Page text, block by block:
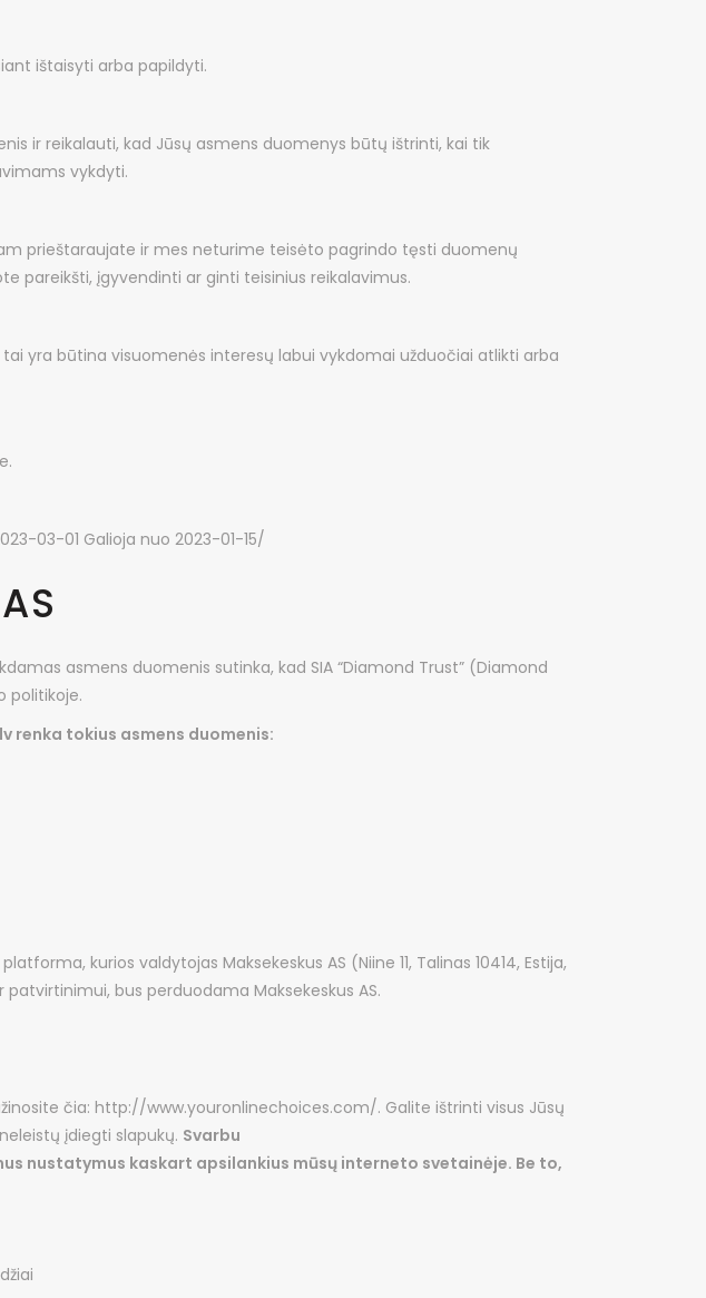
ištaisyti arba papildyti.
ir reikalauti, kad Jūsų asmens duomenys būtų ištrinti, kai tik
vykdyti.
prieštaraujate ir mes neturime teisėto pagrindo tęsti duomenų
pareikšti, įgyvendinti ar ginti teisinius reikalavimus.
yra būtina visuomenės interesų labui vykdomai užduočiai atlikti arba
03-01 Galioja nuo 2023-01-15/
asmens duomenis sutinka, kad SIA “Diamond Trust” (Diamond
politikoje.
renka tokius asmens duomenis:
platforma, kurios valdytojas Maksekeskus AS (Niine 11, Talinas 10414, Estija,
bus perduodama Maksekeskus AS.
čia: http://www.youronlinechoices.com/. Galite ištrinti visus Jūsų
įdiegti slapukų. Svarbu
nustatymus kaskart apsilankius mūsų interneto svetainėje. Be to,